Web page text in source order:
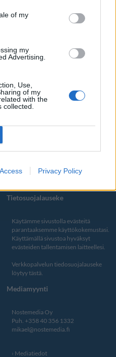
of my
my
Advertising.
Use,
of my
with the
Privacy Policy
Viihde
StaraTV
Autot
Elokuvat
Tietosuojalauseke
Käytämme sivustolla evästeitä
parantaaksemme käyttökokemustasi.
Käyttämällä sivustoa hyväksyt
evästeiden tallentamisen laitteellesi.
Verkkopalvelun tiedosuojalauseke
löytyy tästä
Mediamyynti
Nostemedia Oy
Puh. +358 40 356 1332
mikael@nostemedia.fi
Mediatiedot